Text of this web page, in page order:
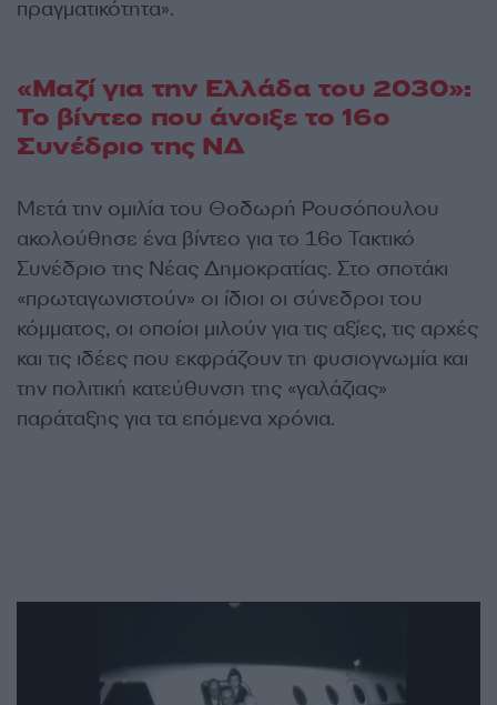
πραγματικότητα».
«Μαζί για την Ελλάδα του 2030»:
Το βίντεο που άνοιξε το 16ο
Συνέδριο της ΝΔ
Μετά την ομιλία του Θοδωρή Ρουσόπουλου
ακολούθησε ένα βίντεο για το 16ο Τακτικό
Συνέδριο της Νέας Δημοκρατίας. Στο σποτάκι
«πρωταγωνιστούν» οι ίδιοι οι σύνεδροι του
κόμματος, οι οποίοι μιλούν για τις αξίες, τις αρχές
και τις ιδέες που εκφράζουν τη φυσιογνωμία και
την πολιτική κατεύθυνση της «γαλάζιας»
παράταξης για τα επόμενα χρόνια.